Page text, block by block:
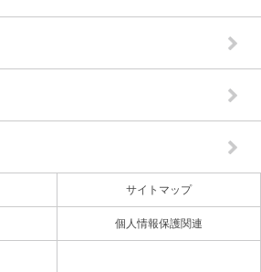
サイトマップ
個人情報保護関連